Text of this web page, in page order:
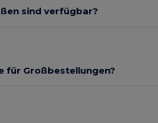
sind verfügbar?
für Großbestellungen?